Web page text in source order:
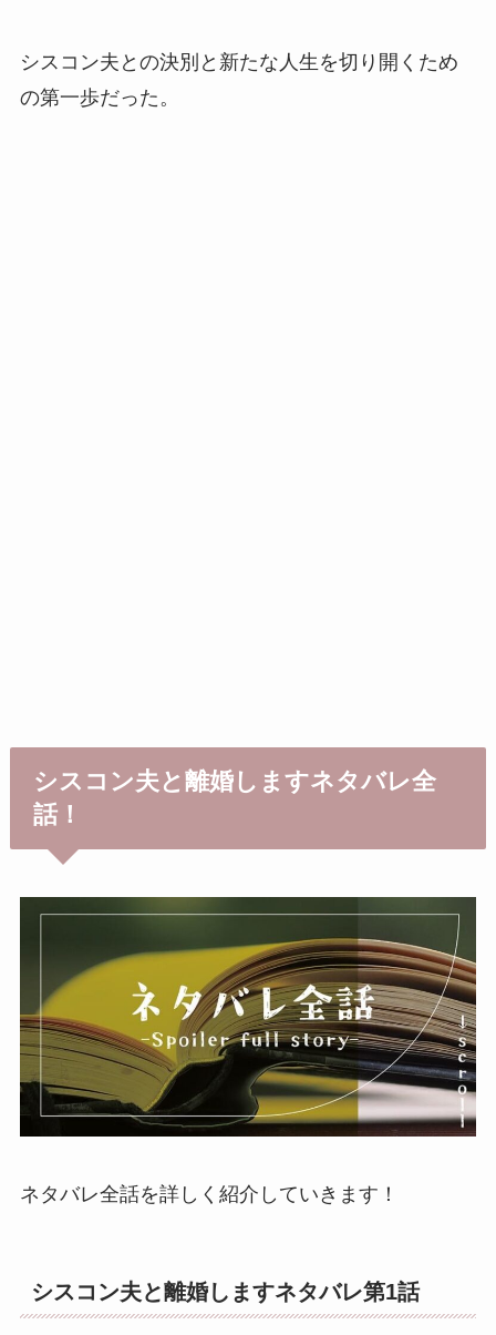
シスコン夫との決別と新たな人生を切り開くため
の第一歩だった。
シスコン夫と離婚しますネタバレ全
話！
ネタバレ全話を詳しく紹介していきます！
シスコン夫と離婚しますネタバレ第1話